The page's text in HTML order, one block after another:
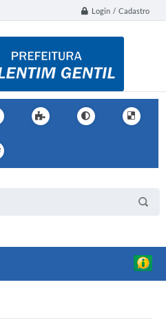
Login / Cadastro